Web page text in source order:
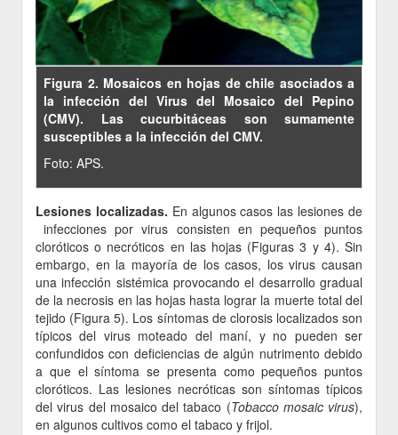
Figura 2. Mosaicos en hojas de chile asociados a
la infección del Virus del Mosaico del Pepino
(CMV). Las cucurbitáceas son sumamente
susceptibles a la infección del CMV.
Foto: APS.
Lesiones localizadas. En algunos casos las lesiones de
infecciones por virus consisten en pequeños puntos
cloróticos o necróticos en las hojas (Figuras 3 y 4). Sin
embargo, en la mayoría de los casos, los virus causan
una infección sistémica provocando el desarrollo gradual
de la necrosis en las hojas hasta lograr la muerte total del
tejido (Figura 5). Los síntomas de clorosis localizados son
típicos del virus moteado del maní, y no pueden ser
confundidos con deficiencias de algún nutrimento debido
a que el síntoma se presenta como pequeños puntos
cloróticos. Las lesiones necróticas son síntomas típicos
del virus del mosaico del tabaco (Tobacco mosaic virus),
en algunos cultivos como el tabaco y frijol.